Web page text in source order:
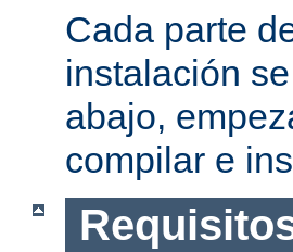
Cada parte
instalación
abajo,
compilar e